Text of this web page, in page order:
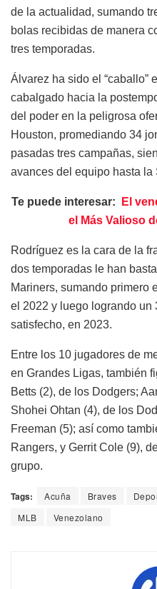
de la actualidad, sumando
bolas recibidas de manera
tres temporadas.
Álvarez ha sido el “caballo”
cabalgado hacia la
del poder en la peligrosa
Houston, promediando 34
pasadas tres campañas,
avances del equipo hasta
Te puede interesar:
El
el Más Valioso
Rodríguez es la cara de la
dos temporadas le han
Mariners, sumando primero
el 2022 y luego logrando un
satisfecho, en 2023.
Entre los 10 jugadores de
en Grandes Ligas, también
Betts (2), de los Dodgers;
Shohei Ohtan (4), de los
Freeman (5); así como
Rangers, y Gerrit Cole (9),
grupo.
Tags: Acuña Braves
MLB
Venezolano